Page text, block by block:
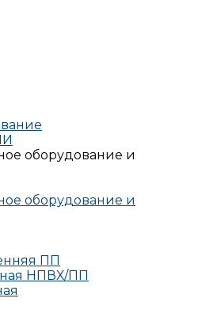
оборудование и
оборудование и
ПП
НПВХ/ПП